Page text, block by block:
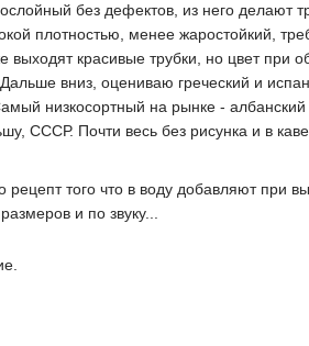
без дефектов, из него делают
плотностью, менее жаростойкий,
выходят красивые трубки, но цвет
вниз, оцениваю греческий и
низкосортный на рынке -
СССР. Почти весь без рисунка и в
рецепт того что в воду добавляют
и по звуку...